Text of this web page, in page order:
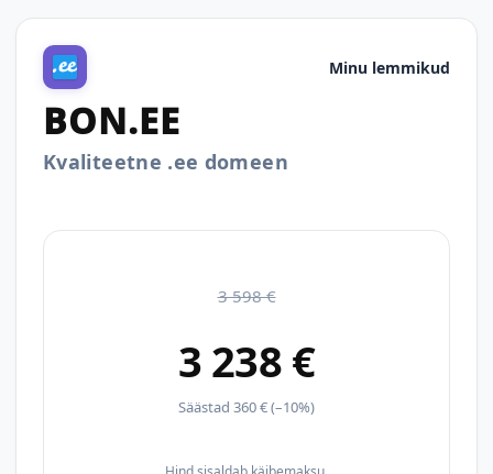
Minu lemmikud
BON.EE
Kvaliteetne .ee domeen
3 598 €
3 238 €
Säästad 360 € (–10%)